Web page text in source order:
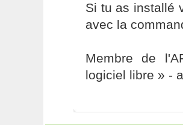
Si tu as installé
avec la
Membre de
logiciel libre » -